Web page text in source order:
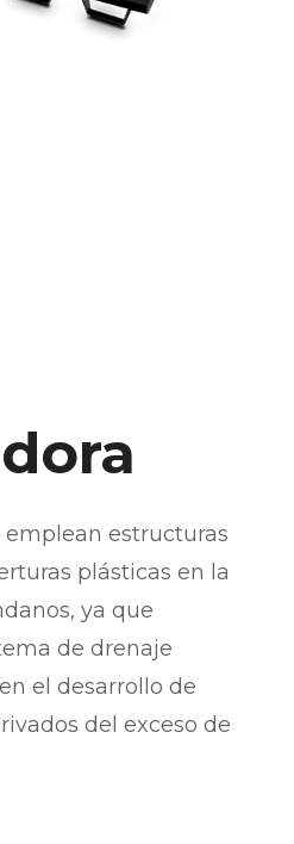
estructuras
plásticas en la
ya que
de drenaje
el desarrollo de
del exceso de